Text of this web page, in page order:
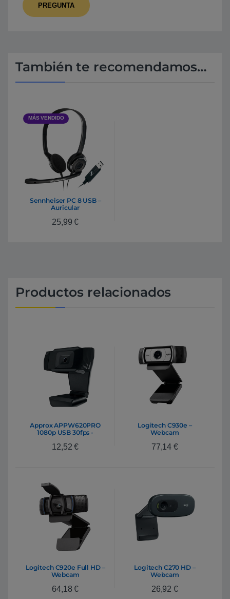
También te recomendamos…
MÁS VENDIDO
Sennheiser PC 8 USB –
Auricular
25,99€
Productos relacionados
Approx APPW620PRO
1080p USB 30fps -
12,52€
Logitech C930e –
Webcam
77,14 €
Logitech C920e Full HD –
Webcam
64,18€
Logitech C270 HD –
Webcam
26,92 €